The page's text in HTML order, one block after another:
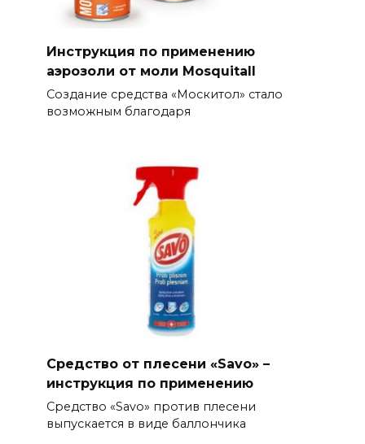
Инструкция по применению
аэрозоли от моли Mosquitall
Создание средства «Москитол» стало
возможным благодаря
Средство от плесени «Savo» –
инструкция по применению
Средство «Savo» против плесени
выпускается в виде баллончика